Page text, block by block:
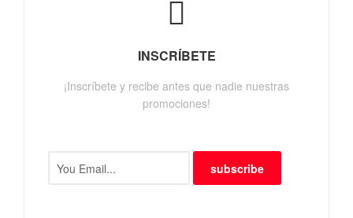
INSCRÍBETE
¡Inscríbete y recibe antes que nadie nuestras
promociones!
subscribe